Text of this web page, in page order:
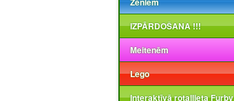
IZPĀRDOŠANA !!!
Meitenēm
Lego
Interaktīvā rotaļlieta Furby